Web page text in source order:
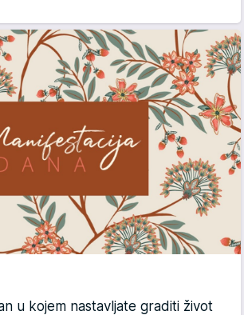
u kojem nastavljate graditi život